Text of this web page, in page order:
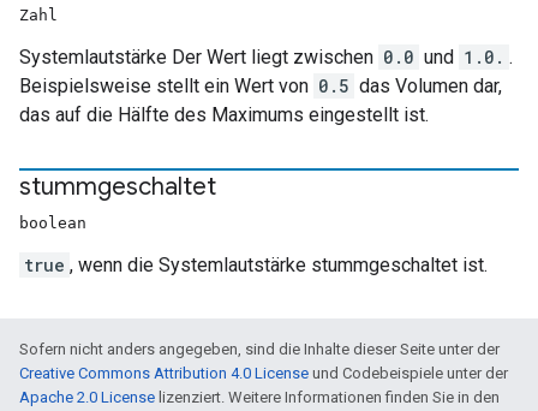
Zahl
Systemlautstärke Der Wert liegt zwischen 0.0 und 1.0. .
Beispielsweise stellt ein Wert von 0.5 das Volumen dar,
das auf die Hälfte des Maximums eingestellt ist.
stummgeschaltet
boolean
true , wenn die Systemlautstärke stummgeschaltet ist.
Sofern nicht anders angegeben, sind die Inhalte dieser Seite unter der
Creative Commons Attribution 4.0 License und Codebeispiele unter der
Apache 2.0 License lizenziert. Weitere Informationen finden Sie in den